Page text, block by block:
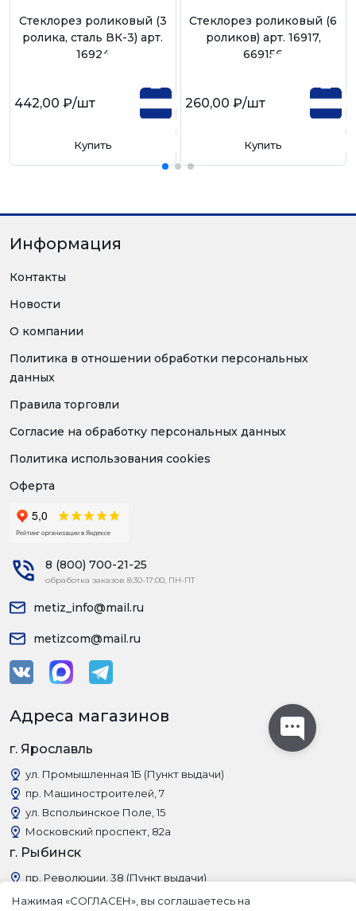
Стеклорез роликовый (3
ролика, сталь ВК-3) арт.
16924
442,00 ₽/шт
Купить
Стеклорез роликовый (6
роликов) арт. 16917,
669156
260,00 ₽/шт
Купить
Информация
Контакты
Новости
О компании
Политика в отношении обработки персональных
данных
Правила торговли
Согласие на обработку персональных данных
Политика использования cookies
Оферта
8 (800) 700-21-25
обработка заказов 8:30-17:00, ПН-ПТ
metiz_info@mail.ru
metizcom@mail.ru
Адреса магазинов
г. Ярославль
ул. Промышленная 1Б (Пункт выдачи)
пр. Машиностроителей, 7
ул. Вспольинское Поле, 15
Московский проспект, 82а
г. Рыбинск
пр. Революции, 38 (Пункт выдачи)
Нажимая «СОГЛАСЕН», вы соглашаетесь на